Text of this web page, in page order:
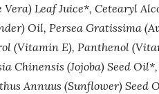
Vera) Leaf Juice*, Cetearyl
Oil, Persea Gratissima
(Vitamin E), Panthenol
Chinensis (Jojoba) Seed
Annuus (Sunflower) Seed